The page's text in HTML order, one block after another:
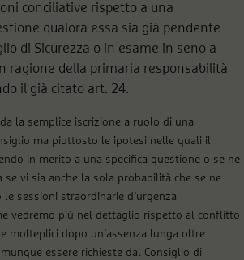
conciliative rispetto a una
qualora essa sia già pendente
di Sicurezza o in esame in seno a
ragione della primaria responsabilità
il già citato art. 24.
la semplice iscrizione a ruolo di una
ma piuttosto le ipotesi nelle quali il
in merito a una specifica questione o se ne
se vi sia anche la sola probabilità che se ne
le sessioni straordinarie d’urgenza
vedremo più nel dettaglio rispetto al conflitto
molteplici dopo un’assenza lunga oltre
essere richieste dal Consiglio di